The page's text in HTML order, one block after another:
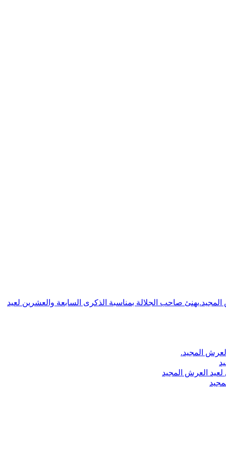
صاحب الجلالة بمناسبة الذكرى السابعة والعشرين لعيد
المجيد.
العرش المجيد